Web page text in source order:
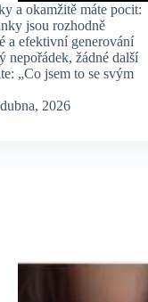
a okamžitě máte pocit:
jsou rozhodně
a efektivní generování
nepořádek, žádné další
„Co jsem to se svým
2026